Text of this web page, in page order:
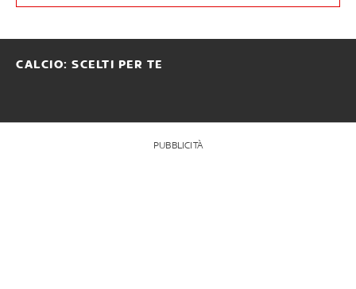
CALCIO: SCELTI PER TE
PUBBLICITÀ